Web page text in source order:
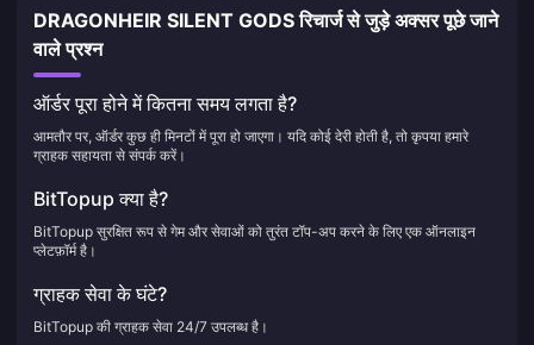
DRAGONHEIR SILENT GODS रिचार्ज से जुड़े अक्सर पूछे जाने
वाले प्रश्न
ऑर्डर पूरा होने में कितना समय लगता है?
आमतौर पर, ऑर्डर कुछ ही मिनटों में पूरा हो जाएगा। यदि कोई देरी होती है, तो कृपया हमारे
ग्राहक सहायता से संपर्क करें।
BitTopup क्या है?
BitTopup सुरक्षित रूप से गेम और सेवाओं को तुरंत टॉप-अप करने के लिए एक ऑनलाइन
प्लेटफ़ॉर्म है।
ग्राहक सेवा के घंटे?
BitTopup की ग्राहक सेवा 24/7 उपलब्ध है।